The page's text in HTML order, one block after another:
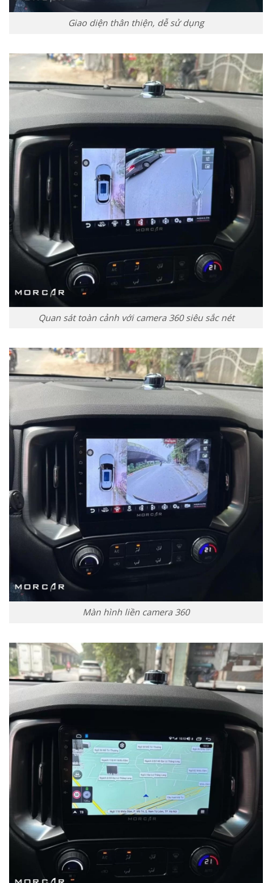
Giao diện thân thiện, dễ sử dụng
Quan sát toàn cảnh với camera 360 siêu sắc nét
Màn hình liền camera 360